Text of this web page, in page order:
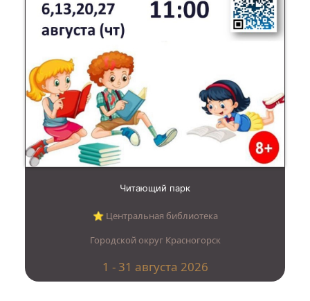
Читающий парк
⭐︎ Центральная библиотека
Городской округ Красногорск
1 - 31 августа 2026